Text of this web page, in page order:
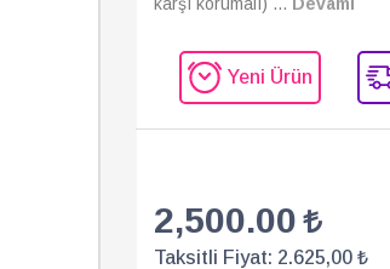
Yeni Ürün
2,500.00
Taksitli Fiyat: 2.625,00 ₺